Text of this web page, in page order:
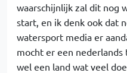
waarschijnlijk zal dit nog
start, en ik denk ook dat
watersport media er
mocht er een
wel een land wat veel